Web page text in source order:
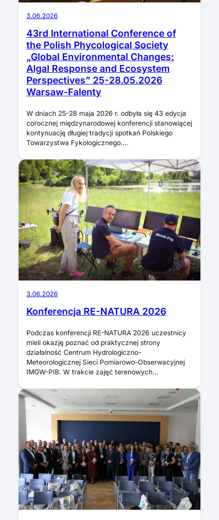
3.06.2026
43rd International Conference of
the Polish Phycological Society
„Global Environmental Changes:
Algal Response and Ecosystem
Perspectives” 25-28.05.2026
Warsaw-Falenty
W dniach 25-28 maja 2026 r. odbyła się 43 edycja
corocznej międzynarodowej konferencji stanowiącej
kontynuację długiej tradycji spotkań Polskiego
Towarzystwa Fykologicznego….
3.06.2026
Konferencja RE-NATURA 2026
Podczas konferencji RE-NATURA 2026 uczestnicy
mieli okazję poznać od praktycznej strony
działalność Centrum Hydrologiczno-
Meteorologicznej Sieci Pomiarowo-Obserwacyjnej
IMGW-PIB. W trakcie zajęć terenowych…